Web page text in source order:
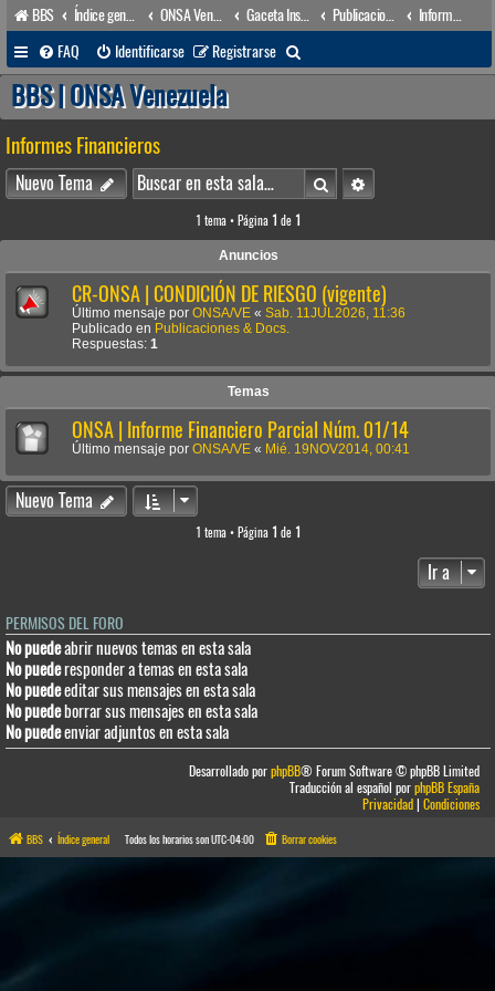
BBS Índice general ONSA Venezuela (acceso público) Gaceta Institucional Publicaciones & Docs.
FAQ
Identificarse Registrarse
u
a
r
BBS | ONSA Venezuela
Informes Financieros
Nuevo Tema BuscarBúsqueda avanzada
1 tema • Página 1 de 1
Anuncios
CR-ONSA | CONDICIÓN DE RIESGO (vigente)
Último mensaje por ONSA/VE « Sab. 11JUL2026, 11:36
Publicado en Publicaciones & Docs.
Respuestas: 1
Temas
ONSA | Informe Financiero Parcial Núm. 01/14
Último mensaje por ONSA/VE « Mié. 19NOV2014, 00:41
Nuevo Tema
1 tema • Página 1 de 1
Ir a
PERMISOS DEL FORO
No puedeabrir nuevos temas en esta sala
No puederesponder a temas en esta sala
No puedeeditar sus mensajes en esta sala
No puedeborrar sus mensajes en esta sala
No puedeenviar adjuntos en esta sala
Desarrollado porphpBB® Forum Software © phpBB Limited
Traducción al español porphpBB España
Privacidad|Condiciones
BBS Índice general Todos los horarios sonUTC-04:00 Borrar cookies